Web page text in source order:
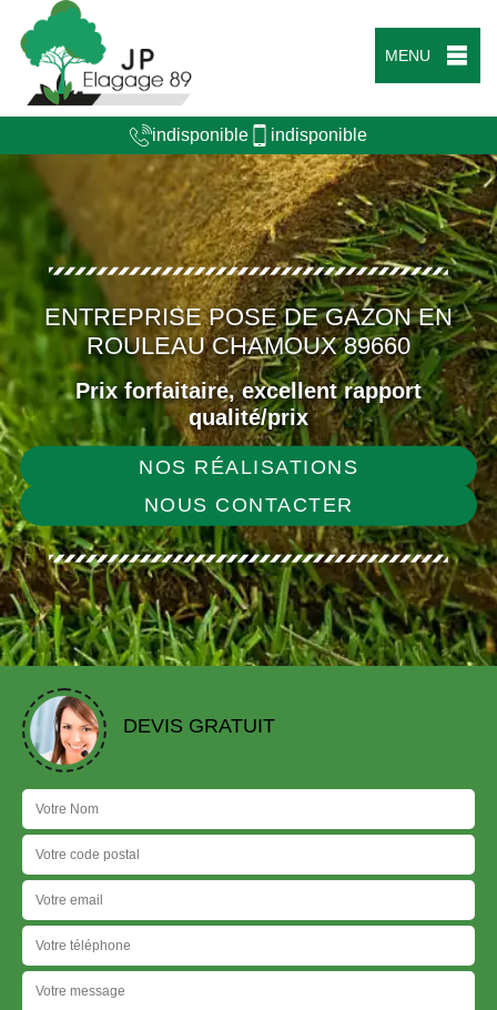
MENU
indisponible indisponible
ENTREPRISE POSE DE GAZON EN
ROULEAU CHAMOUX 89660
Prix forfaitaire, excellent rapport
qualité/prix
NOS RÉALISATIONS
NOUS CONTACTER
DEVIS GRATUIT